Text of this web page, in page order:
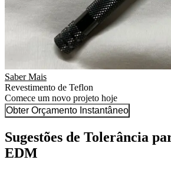
Saber Mais
Revestimento de Teflon
Comece um novo projeto hoje
Obter Orçamento Instantâneo
Sugestões de Tolerância
EDM